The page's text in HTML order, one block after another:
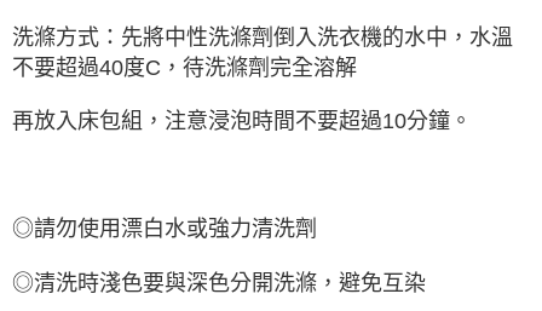
洗滌方式：先將中性洗滌劑倒入洗衣機的水中，水溫
不要超過40度C，待洗滌劑完全溶解
再放入床包組，注意浸泡時間不要超過10分鐘。
◎請勿使用漂白水或強力清洗劑
◎清洗時淺色要與深色分開洗滌，避免互染